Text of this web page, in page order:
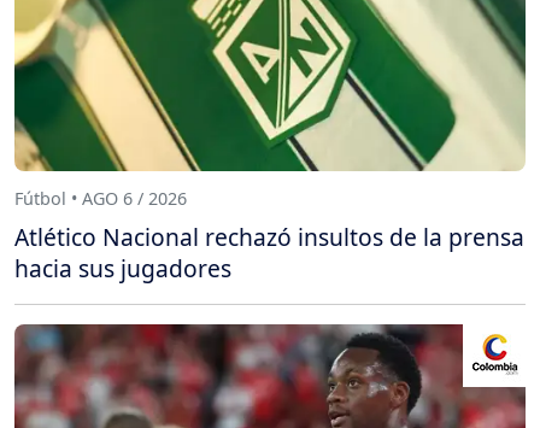
Fútbol • AGO 6 / 2026
Atlético Nacional rechazó insultos de la prensa
hacia sus jugadores